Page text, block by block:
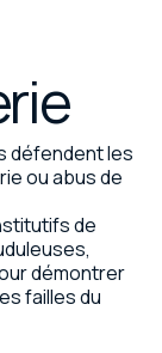
défendent les
ou abus de
de
démontrer
failles du